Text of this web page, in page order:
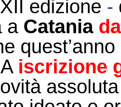
edizione -
a Catania
iscrizione